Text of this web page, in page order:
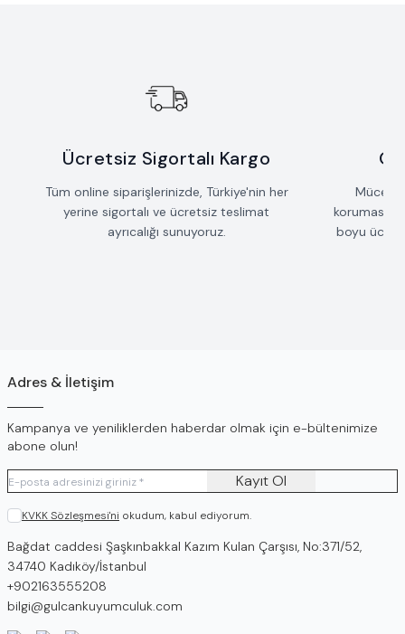
Ücretsiz Sigortalı Kargo
Tüm online siparişlerinizde, Türkiye'nin her
yerine sigortalı ve ücretsiz teslimat
ayrıcalığı sunuyoruz.
koruması
boyu
Adres & İletişim
Kampanya ve yeniliklerden haberdar olmak için e-bültenimize
abone olun!
Kayıt Ol
KVKK Sözleşmesi'ni okudum, kabul ediyorum.
Adres
Bağdat caddesi Şaşkınbakkal Kazım Kulan Çarşısı, No:371/52,
34740 Kadıköy/İstanbul
Telefon
+902163555208
E-Posta
bilgi@gulcankuyumculuk.com